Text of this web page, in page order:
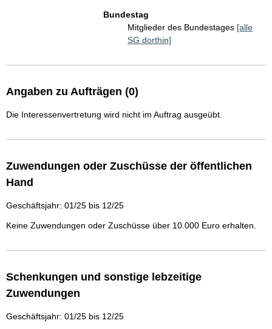
Bundestag
Mitglieder des Bundestages [alle
SG dorthin]
Angaben zu Aufträgen (0)
Die Interessenvertretung wird nicht im Auftrag ausgeübt.
Zuwendungen oder Zuschüsse der öffentlichen
Hand
Geschäftsjahr: 01/25 bis 12/25
Keine Zuwendungen oder Zuschüsse über 10.000 Euro erhalten.
Schenkungen und sonstige lebzeitige
Zuwendungen
Geschäftsjahr: 01/25 bis 12/25